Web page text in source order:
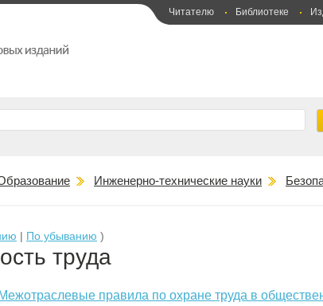
Читателю Библиотеке
Инженерно-технические науки
| По убыванию )
труда
Межотраслевые правила по охране труда в